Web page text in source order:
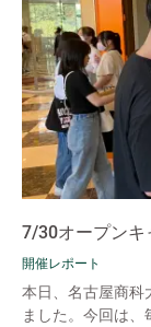
7/30オープンキ
開催レポート
本日、名古屋商科
ました。今回は